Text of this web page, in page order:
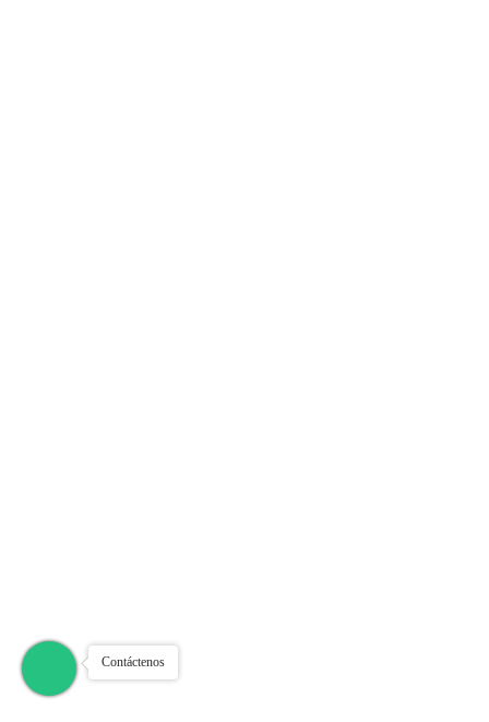
Contáctenos